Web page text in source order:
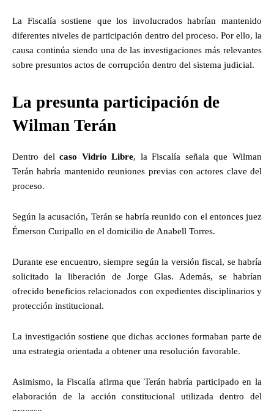
La Fiscalía sostiene que los involucrados habrían mantenido
diferentes niveles de participación dentro del proceso. Por ello, la
causa continúa siendo una de las investigaciones más relevantes
sobre presuntos actos de corrupción dentro del sistema judicial.
La presunta participación de
Wilman Terán
Dentro delcaso Vidrio Libre, la Fiscalía señala que Wilman
Terán habría mantenido reuniones previas con actores clave del
proceso.
Según la acusación, Terán se habría reunido con el entonces juez
Émerson Curipallo en el domicilio de Anabell Torres.
Durante ese encuentro, siempre según la versión fiscal, se habría
solicitado la liberación de Jorge Glas. Además, se habrían
ofrecido beneficios relacionados con expedientes disciplinarios y
protección institucional.
La investigación sostiene que dichas acciones formaban parte de
una estrategia orientada a obtener una resolución favorable.
Asimismo, la Fiscalía afirma que Terán habría participado en la
elaboración de la acción constitucional utilizada dentro del